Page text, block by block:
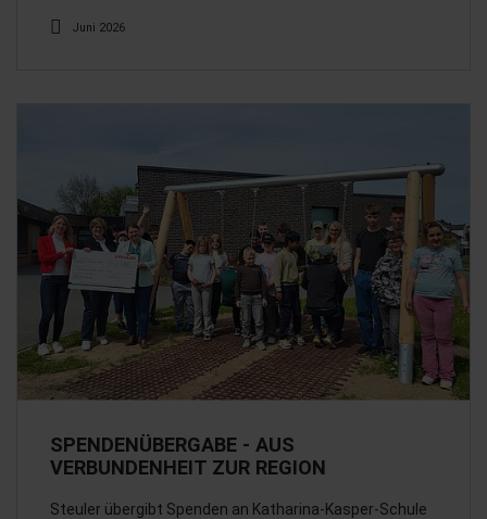
Juni 2026
SPENDENÜBERGABE - AUS
VERBUNDENHEIT ZUR REGION
Steuler übergibt Spenden an Katharina-Kasper-Schule